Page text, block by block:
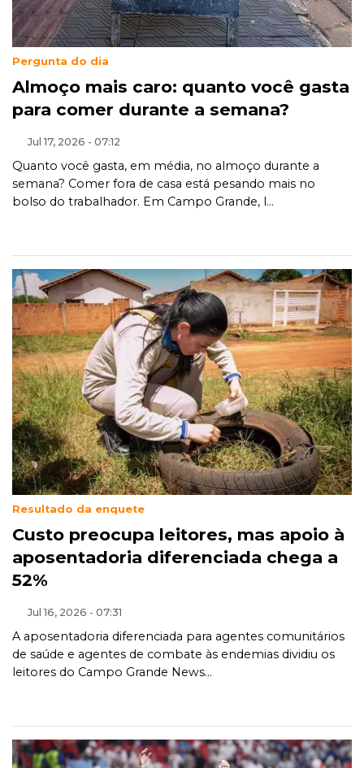
Pergunta do dia
Almoço mais caro: quanto você gasta
para comer durante a semana?
Jul 17, 2026 - 07:12
Quanto você gasta, em média, no almoço durante a
semana? Comer fora de casa está pesando mais no
bolso do trabalhador. Em Campo Grande, l...
Resultado da enquete
Custo preocupa leitores, mas apoio à
aposentadoria diferenciada chega a
52%
Jul 16, 2026 - 07:31
A aposentadoria diferenciada para agentes comunitários
de saúde e agentes de combate às endemias dividiu os
leitores do Campo Grande News...